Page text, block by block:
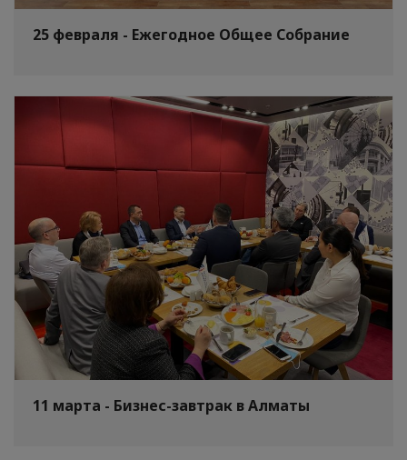
25 февраля - Ежегодное Общее Собрание
11 марта - Бизнес-завтрак в Алматы